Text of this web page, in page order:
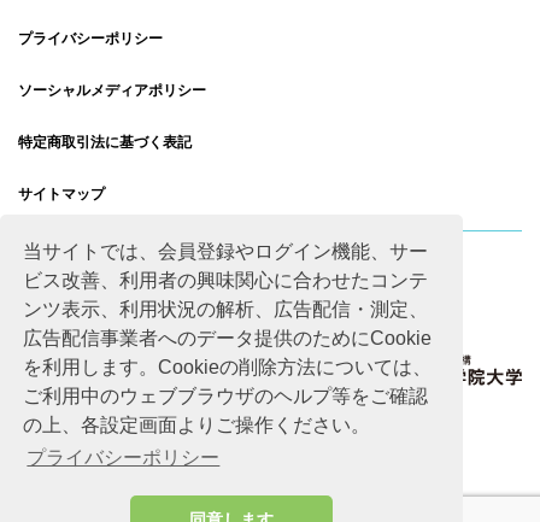
当サイトでは、会員登録やログイン機能、サー
ビス改善、利用者の興味関心に合わせたコンテ
ンツ表示、利用状況の解析、広告配信・測定、
広告配信事業者へのデータ提供のためにCookie
を利用します。Cookieの削除方法については、
ご利用中のウェブブラウザのヘルプ等をご確認
の上、各設定画面よりご操作ください。
プライバシーポリシー
プライバシーポリシー
ソーシャルメディアポリシー
特定商取引法に基づく表記
サイトマップ